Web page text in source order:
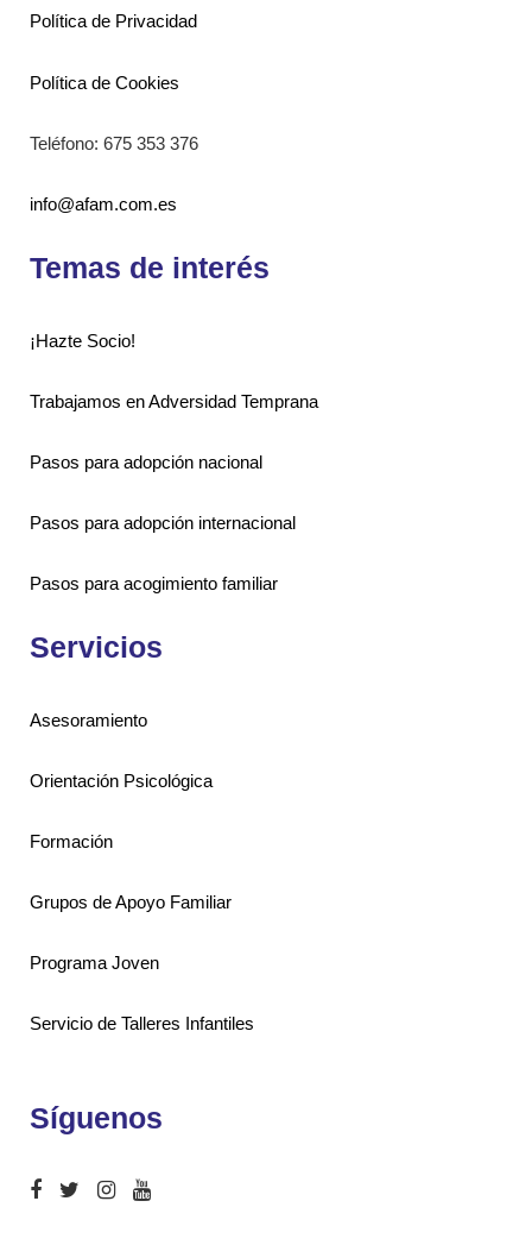
Política de Privacidad
Política de Cookies
Teléfono: 675 353 376
info@afam.com.es
Temas de interés
¡Hazte Socio!
Trabajamos en Adversidad Temprana
Pasos para adopción nacional
Pasos para adopción internacional
Pasos para acogimiento familiar
Servicios
Asesoramiento
Orientación Psicológica
Formación
Grupos de Apoyo Familiar
Programa Joven
Servicio de Talleres Infantiles
Síguenos